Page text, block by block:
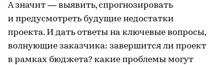
А значит — выявить, спрогнозировать
и предусмотреть будущие недостатки
проекта. И дать ответы на ключевые вопросы,
волнующие заказчика: завершится ли проект
в рамках бюджета? какие проблемы могут